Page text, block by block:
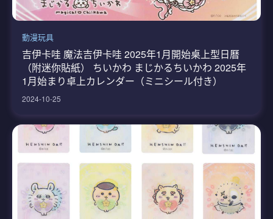
動漫玩具
吉伊卡哇 魔法吉伊卡哇 2025年1月開始桌上型日曆
（附迷你貼紙） ちいかわ まじかるちいかわ 2025年
1月始まり卓上カレンダー（ミニシール付き）
2024-10-25